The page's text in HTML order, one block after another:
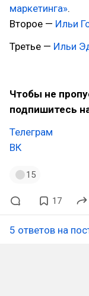
маркетинга».
Второе — Ильи
Третье — Ильи
Чтобы не
подпишитесь
Телеграм
ВК
15
17
5 ответов на